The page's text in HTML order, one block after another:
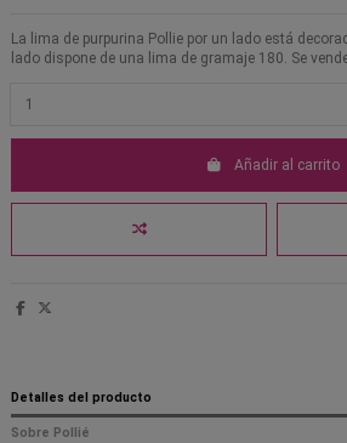
La lima de purpurina Pollie por un lado está
lado dispone de una lima de gramaje 180. Se
Añadir al carrito
Detalles del producto
Sobre Pollié